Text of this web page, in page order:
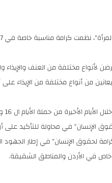
خاصة في 27 نوفمبر / تشرين الثاني، 2013.
لأنواع مختلفة من العنف
يعانين من أنواع مختلفة من الإيذاء
الإنسان" في محاولة للتأكيد
فعاليات "المعمل612" و "مهرجان كرامة لحقوق الإنسان"
في الأردن والمناطق الشقيقة.